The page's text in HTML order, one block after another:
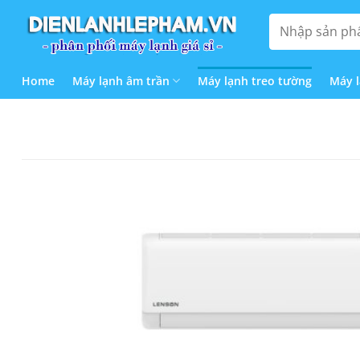
kiếm:
Home Máy lạnh âm trần Máy lạnh treo tường Máy